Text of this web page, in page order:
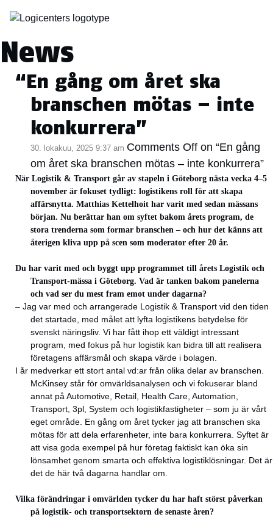
Kategoria-arkisto:
News
“En gång om året ska
branschen mötas – inte
konkurrera”
30. lokakuu, 2025 9:37 am Comments Off on “En gång
om året ska branschen mötas – inte konkurrera”
När Logistik & Transport går av stapeln i Göteborg nästa vecka 4–5
november är fokuset tydligt: logistikens roll för att skapa
affärsnytta. Matthias Kettelhoit har varit med sedan mässans
början. Nu berättar han om syftet bakom årets program, de
stora trenderna som formar branschen – och hur det känns att
återigen kliva upp på scen som moderator efter 20 år.
Du har varit med och byggt upp programmet till årets Logistik och
Transport-mässa i Göteborg. Vad är tanken bakom panelerna
och vad ser du mest fram emot under dagarna?
– Jag var med och arrangerade Logistik & Transport vid den tiden
det startade, med målet att lyfta logistikens betydelse för
svenskt näringsliv. Vi har fått ihop ett väldigt intressant
program, med fokus på hur logistik kan bidra till att realisera
företagens affärsmål och skapa värde i bolagen.
I år medverkar ett stort antal vd:ar från olika delar av branschen.
McKinsey står för omvärldsanalysen och vi fokuserar bland
annat på Automotive, Retail, Health Care, Automation,
Transport, 3pl, System och logistikfastigheter – som ju är vårt
eget område. En gång om året tycker jag att branschen ska
mötas för att dela erfarenheter, inte bara konkurrera. Syftet är
att visa goda exempel på hur företag faktiskt kan öka sin
lönsamhet genom smarta och effektiva logistiklösningar. Det är
det de här två dagarna handlar om.
Vilka förändringar i omvärlden tycker du har haft störst påverkan
på logistik- och transportsektorn de senaste åren?